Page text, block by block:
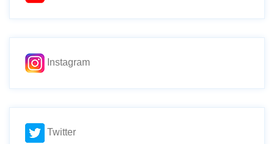
Instagram
Twitter